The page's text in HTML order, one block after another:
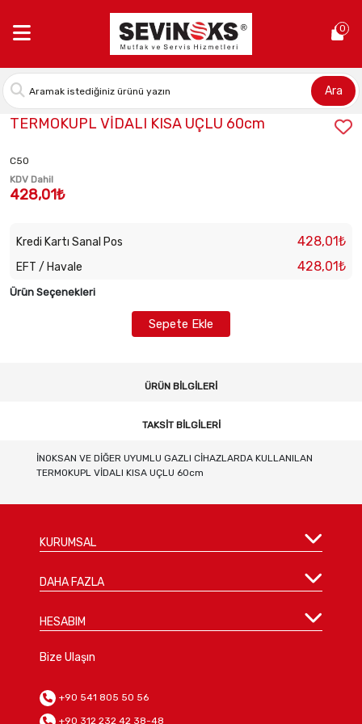
0
Ara
Stok Kodu:7071727470
TERMOKUPL VİDALI KISA UÇLU 60cm
C50
KDV Dahil
428,01₺
Kredi Kartı Sanal Pos 428,01₺
EFT / Havale 428,01₺
Ürün Seçenekleri
Sepete Ekle
ÜRÜN BILGILERI
TAKSIT BILGILERI
İNOKSAN VE DİĞER UYUMLU GAZLI CİHAZLARDA KULLANILAN
TERMOKUPL VİDALI KISA UÇLU 60cm
KURUMSAL
DAHA FAZLA
HESABIM
Bize Ulaşın
+90 541 805 50 56
+90 312 232 42 38-48